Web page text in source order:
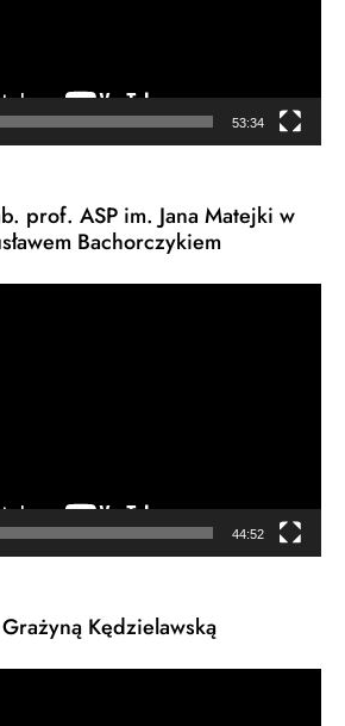
53:34
prof. ASP im. Jana Matejki w
Bachorczykiem
44:52
Kędzielawską